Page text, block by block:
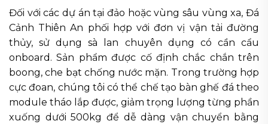
Đối với các dự án tại đảo hoặc vùng sâu vùng xa, Đá
Cảnh Thiên An phối hợp với đơn vị vận tải đường
thủy, sử dụng sà lan chuyên dụng có cần cẩu
onboard. Sản phẩm được cố định chắc chắn trên
boong, che bạt chống nước mặn. Trong trường hợp
cực đoan, chúng tôi có thể chế tạo bàn ghế đá theo
module tháo lắp được, giảm trọng lượng từng phần
xuống dưới 500kg để dễ dàng vận chuyển bằng